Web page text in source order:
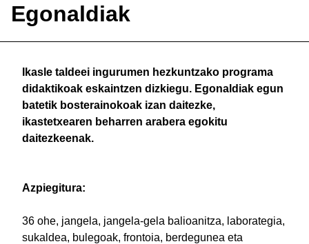
Egonaldiak
Ikasle taldeei ingurumen hezkuntzako programa
didaktikoak eskaintzen dizkiegu. Egonaldiak egun
batetik bosterainokoak izan daitezke,
ikastetxearen beharren arabera egokitu
daitezkeenak.
Azpiegitura:
36 ohe, jangela, jangela-gela balioanitza, laborategia,
sukaldea, bulegoak, frontoia, berdegunea eta